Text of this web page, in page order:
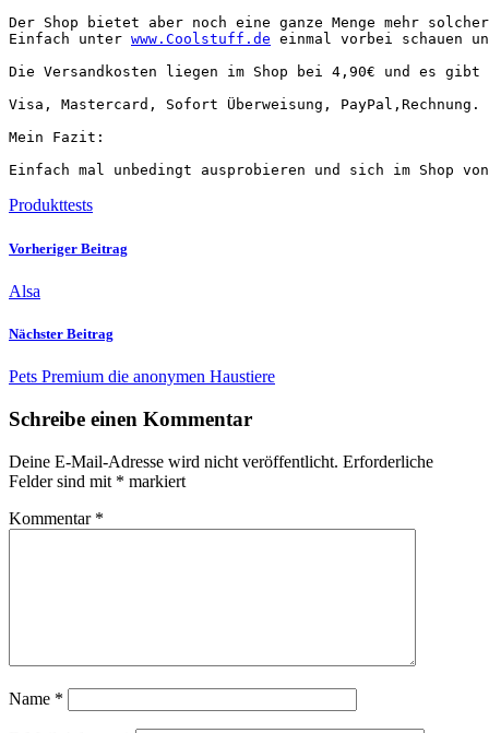
Der Shop bietet aber noch eine ganze Menge mehr
Einfach unter www.Coolstuff.de einmal vorbei schauen
Die Versandkosten liegen im Shop bei 4,90€ und es
Visa, Mastercard, Sofort Überweisung, PayPal,Rechnung.
Mein Fazit:
Einfach mal unbedingt ausprobieren und sich im Shop
Produkttests
Vorheriger Beitrag
Alsa
Nächster Beitrag
Pets Premium die anonymen Haustiere
Schreibe einen Kommentar
Deine E-Mail-Adresse wird nicht veröffentlicht. Erforderliche
Felder sind mit * markiert
Kommentar *
Name *